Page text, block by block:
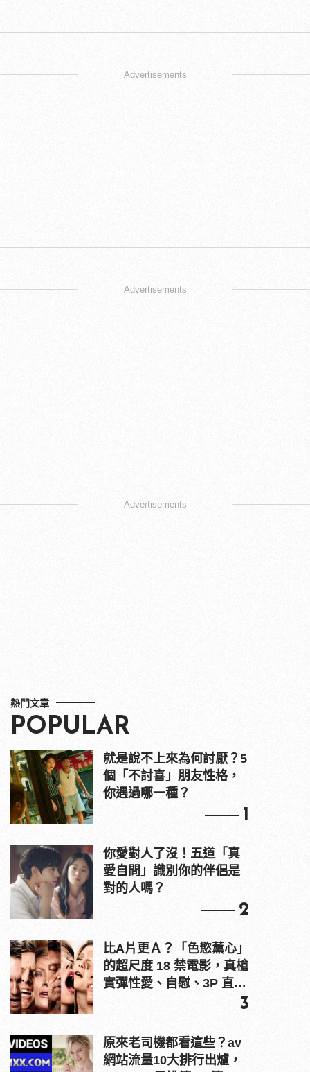
Advertisements
Advertisements
Advertisements
熱門文章
POPULAR
就是說不上來為何討厭？5
個「不討喜」朋友性格，
你遇過哪一種？
1
你愛對人了沒！五道「真
愛自問」識別你的伴侶是
對的人嗎？
2
比A片更Ａ？「色慾薰心」
的超尺度 18 禁電影，真槍
實彈性愛、自慰、3P 直接
3
原來老司機都看這些？av
網站流量10大排行出爐，